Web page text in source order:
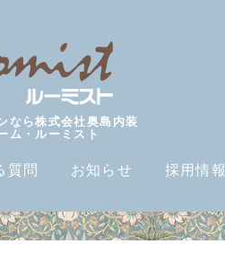
なら株式会社奥島内装
ム・ルーミスト
質問 お知らせ 採用情報